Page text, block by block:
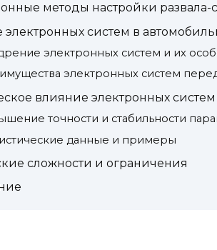
методы настройки развала-
электронных систем в
электронных систем и их
электронных систем
влияние электронных систем
точности и стабильности
данные и примеры
сложности и ограничения